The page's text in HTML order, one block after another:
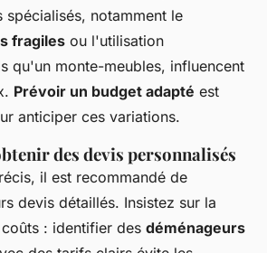
spécialisés, notamment le
fragiles ou l'utilisation
qu'un monte-meubles, influencent
Prévoir un budget adapté est
anticiper ces variations.
des devis personnalisés
il est recommandé de
devis détaillés. Insistez sur la
: identifier des déménageurs